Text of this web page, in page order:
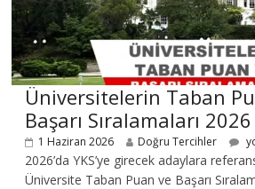
Üniversitelerin Taban
Başarı Sıralamaları 2026
1 Haziran 2026 Doğru Tercihler
2026’da YKS’ye girecek adaylara
Üniversite Taban Puan ve Başarı